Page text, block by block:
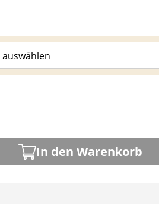
In den Warenkorb